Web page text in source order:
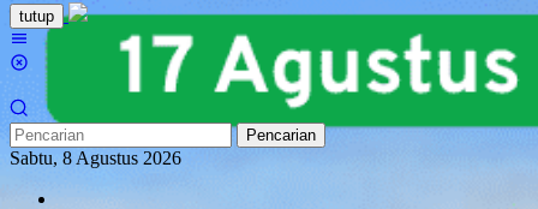
Loncat
ke
konten
tutup
Menu
Mobile
Pencarian
Sabtu, 8 Agustus 2026